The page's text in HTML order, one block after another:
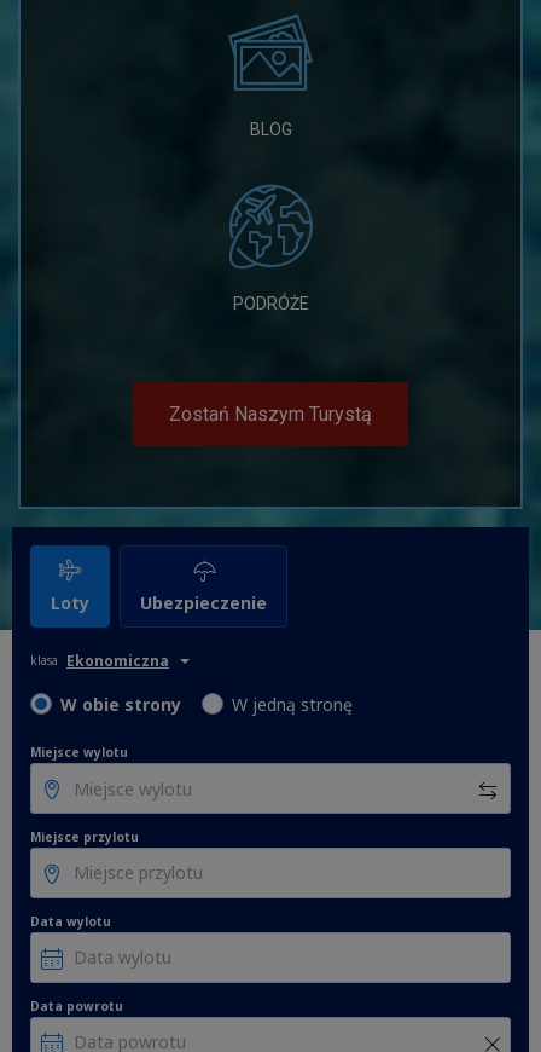
BLOG
PODRÓŻE
Zostań Naszym Turystą
Loty Ubezpieczenie
klasa Ekonomiczna
W obie strony W jedną stronę
Miejsce wylotu
Miejsce przylotu
Data wylotu
Data powrotu